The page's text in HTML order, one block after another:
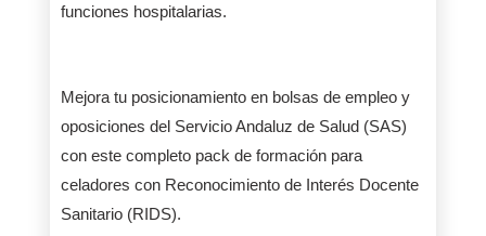
funciones hospitalarias.
Mejora tu posicionamiento en bolsas de empleo y
oposiciones del Servicio Andaluz de Salud (SAS)
con este completo pack de formación para
celadores con Reconocimiento de Interés Docente
Sanitario (RIDS).